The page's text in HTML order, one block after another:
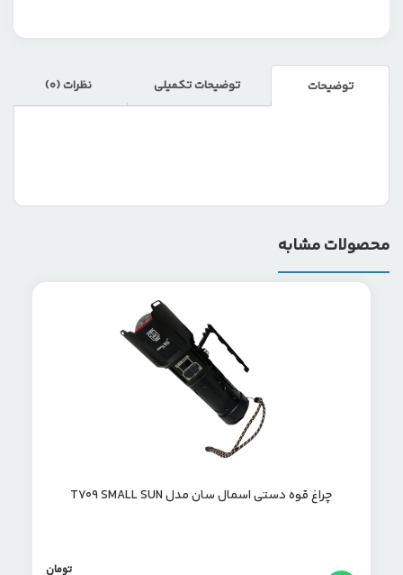
توضیحات توضیحات تکمیلی نظرات (0)
محصولات مشابه
چراغ قوه دستی اسمال سان مدل T709 SMALL SUN
تومان